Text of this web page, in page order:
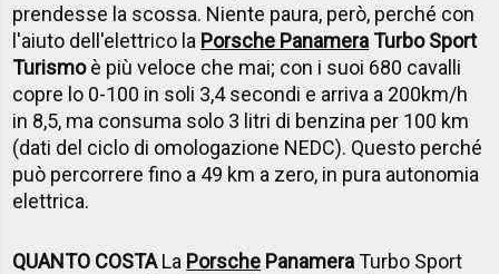
prendesse la scossa. Niente paura, però, perché con
l'aiuto dell'elettrico la Porsche PanameraTurbo Sport
Turismoè più veloce che mai; con i suoi 680 cavalli
copre lo 0-100 in soli 3,4 secondi e arriva a 200km/h
in 8,5, ma consuma solo 3 litri di benzina per 100 km
(dati del ciclo di omologazione NEDC). Questo perché
può percorrere fino a 49 km a zero, in pura autonomia
elettrica.
QUANTO COSTALa Porsche PanameraTurbo Sport